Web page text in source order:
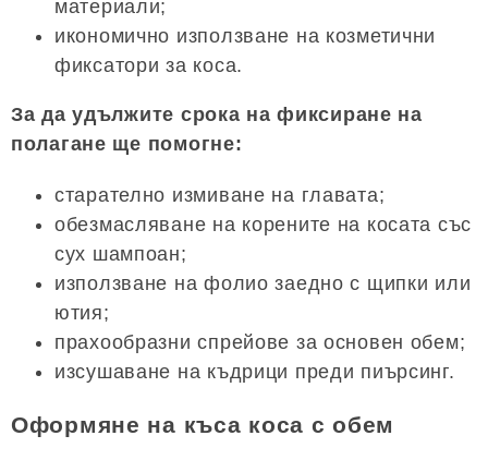
материали;
икономично използване на козметични
фиксатори за коса.
За да удължите срока на фиксиране на
полагане ще помогне:
старателно измиване на главата;
обезмасляване на корените на косата със
сух шампоан;
използване на фолио заедно с щипки или
ютия;
прахообразни спрейове за основен обем;
изсушаване на къдрици преди пиърсинг.
Оформяне на къса коса с обем